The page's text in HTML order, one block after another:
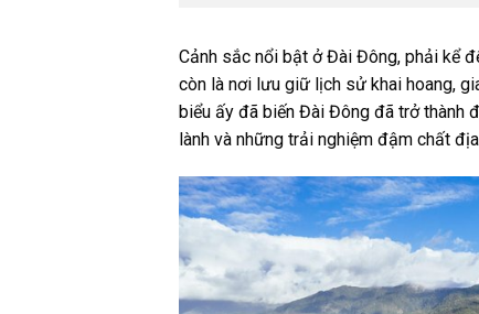
Cảnh sắc nổi bật ở Đài Đông, phải kể
còn là nơi lưu giữ lịch sử khai hoang,
biểu ấy đã biến Đài Đông đã trở thành
lành và những trải nghiệm đậm chất